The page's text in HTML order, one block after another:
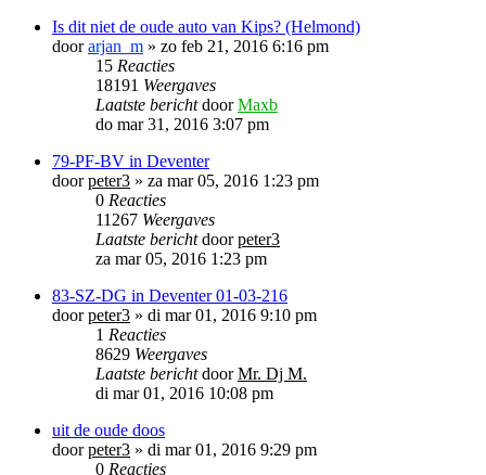
Is dit niet de oude auto van Kips? (Helmond)
doorarjan_m » zo feb 21, 2016 6:16 pm
15 Reacties
18191 Weergaves
Laatste berichtdoorMaxb
do mar 31, 2016 3:07 pm
79-PF-BV in Deventer
doorpeter3 » za mar 05, 2016 1:23 pm
0 Reacties
11267 Weergaves
Laatste berichtdoorpeter3
za mar 05, 2016 1:23 pm
83-SZ-DG in Deventer 01-03-216
doorpeter3 » di mar 01, 2016 9:10 pm
1 Reacties
8629 Weergaves
Laatste berichtdoorMr. Dj M.
di mar 01, 2016 10:08 pm
uit de oude doos
doorpeter3 » di mar 01, 2016 9:29 pm
0 Reacties